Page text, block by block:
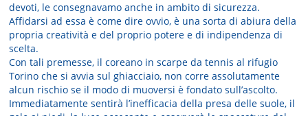
devoti, le consegnavamo anche in ambito di sicurezza.
Affidarsi ad essa è come dire ovvio, è una sorta di abiura della
propria creatività e del proprio potere e di indipendenza di
scelta.
Con tali premesse, il coreano in scarpe da tennis al rifugio
Torino che si avvia sul ghiacciaio, non corre assolutamente
alcun rischio se il modo di muoversi è fondato sull’ascolto.
Immediatamente sentirà l’inefficacia della presa delle suole, il